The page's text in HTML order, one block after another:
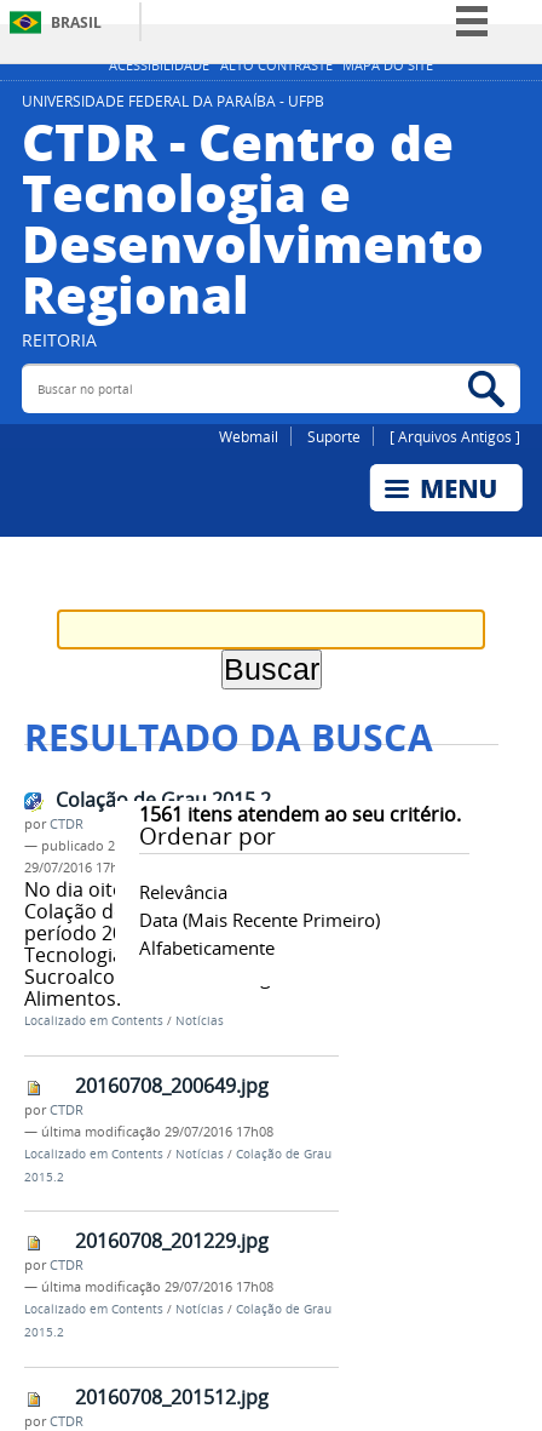
ACESSIBILIDADE ALTO CONTRASTE MAPA DO SITE
BRASIL
Simplifique!
Participe
Legislação
Canais
UNIVERSIDADE FEDERAL DA PARAÍBA - UFPB
CTDR - Centro de
Tecnologia e
Desenvolvimento
Regional
REITORIA
Buscar no portal
Webmail Suporte [ Arquivos Antigos ]
RESULTADO DA BUSCA
1561 itens atendem ao seu critério.
Ordenar por
Relevância
Data (mais Recente Primeiro)
Alfabeticamente
Colação de Grau 2015.2
porCTDR
— publicado 29/07/2016 —última modificação
29/07/2016 17h34
No dia oito de julho ocorreu a
Colação de Grau, referente ao
período 2015.2, dos Cursos de
Tecnologia em Produção
Sucroalcooleira e Tecnologia de
Alimentos.
Localizado em Contents / Notícias
20160708_200649.jpg
porCTDR
— última modificação 29/07/2016 17h08
Localizado em Contents / Notícias / Colação de Grau
2015.2
20160708_201229.jpg
porCTDR
— última modificação 29/07/2016 17h08
Localizado em Contents / Notícias / Colação de Grau
2015.2
20160708_201512.jpg
porCTDR